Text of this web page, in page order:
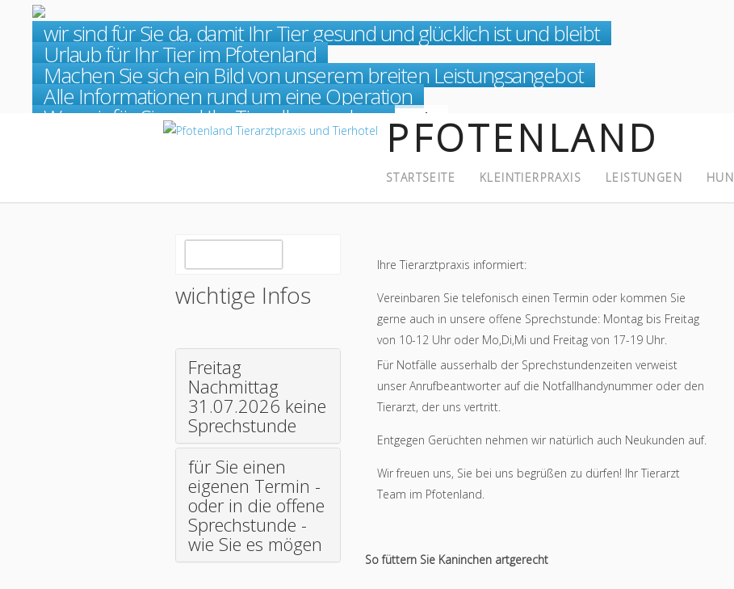
Kleintierpraxis
wir sind für Sie da, damit Ihr Tier gesund und glücklich ist und bleibt
Weiterlesen
Tierhotel
Urlaub für Ihr Tier im Pfotenland
Weiterlesen
Behandlungen für Kleintiere
Machen Sie sich ein Bild von unserem breiten Leistungsangebot
Weiterlesen
Operationen beim Kleintier
Alle Informationen rund um eine Operation
Weiterlesen
Leistungsangebot der Kleintierpraxis
Was wir für Sie und Ihr Tier alles machen
Weiterlesen
PFOTENLAND
STARTSEITE KLEINTIERPRAXIS LEISTUNGEN
wichtige Infos
Freitag
Nachmittag
31.07.2026 keine
Sprechstunde
für Sie einen
eigenen Termin -
oder in die offene
Sprechstunde -
wie Sie es mögen
Ihre Tierarztpraxis informiert:
Vereinbaren Sie telefonisch einen Termin oder kommen Sie
gerne auch in unsere offene Sprechstunde: Montag bis Freitag
von 10-12 Uhr oder Mo,Di,Mi und Freitag von 17-19 Uhr.
Für Notfälle ausserhalb der Sprechstundenzeiten verweist
unser Anrufbeantworter auf die Notfallhandynummer oder den
Tierarzt, der uns vertritt.
Entgegen Gerüchten nehmen wir natürlich auch Neukunden auf.
Wir freuen uns, Sie bei uns begrüßen zu dürfen! Ihr Tierarzt
Team im Pfotenland.
So füttern Sie Kaninchen artgerecht